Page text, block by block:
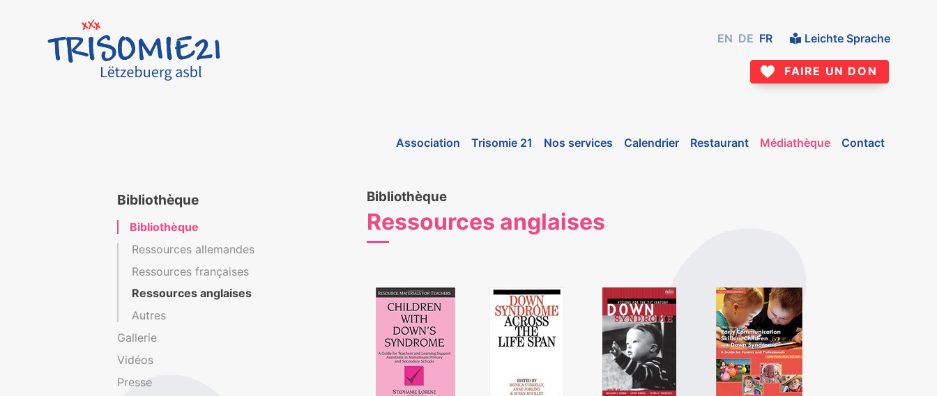
EN DE FR Leichte Sprache
FAIRE UN DON
Association Trisomie 21 Nos services Calendrier Restaurant Médiathèque Contact
Bibliothèque
Bibliothèque
Ressources allemandes
Ressources françaises
Ressources anglaises
Autres
Gallerie
Vidéos
Presse
Bibliothèque
Ressources anglaises